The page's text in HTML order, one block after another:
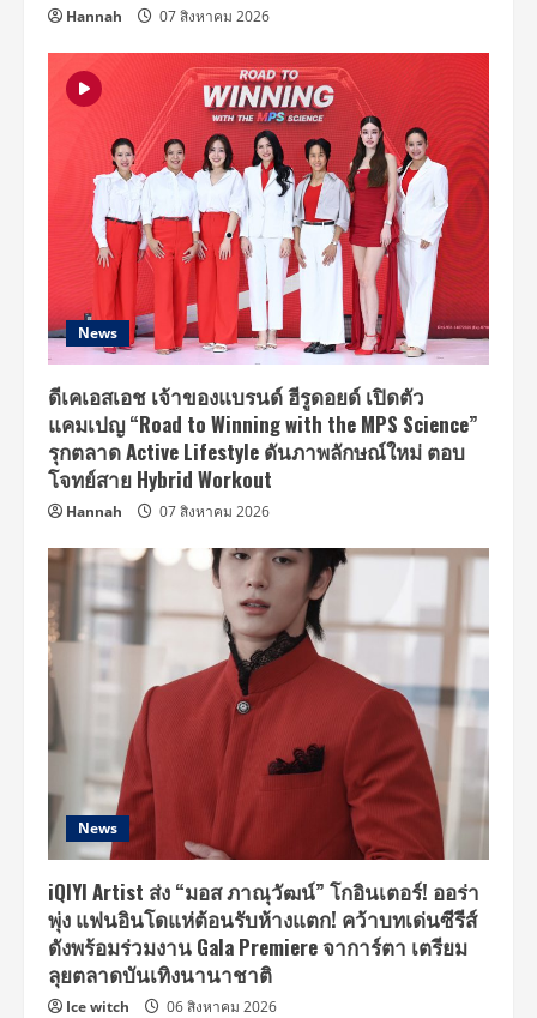
Hannah 07 สิงหาคม 2026
News
ดีเคเอสเอช เจ้าของแบรนด์ ฮีรูดอยด์ เปิดตัว
แคมเปญ “Road to Winning with the MPS Science”
รุกตลาด Active Lifestyle ดันภาพลักษณ์ใหม่ ตอบ
โจทย์สาย Hybrid Workout
Hannah 07 สิงหาคม 2026
News
iQIYI Artist ส่ง “มอส ภาณุวัฒน์” โกอินเตอร์! ออร่า
พุ่ง แฟนอินโดแห่ต้อนรับห้างแตก! คว้าบทเด่นซีรีส์
ดังพร้อมร่วมงาน Gala Premiere จาการ์ตา เตรียม
ลุยตลาดบันเทิงนานาชาติ
Ice witch 06 สิงหาคม 2026